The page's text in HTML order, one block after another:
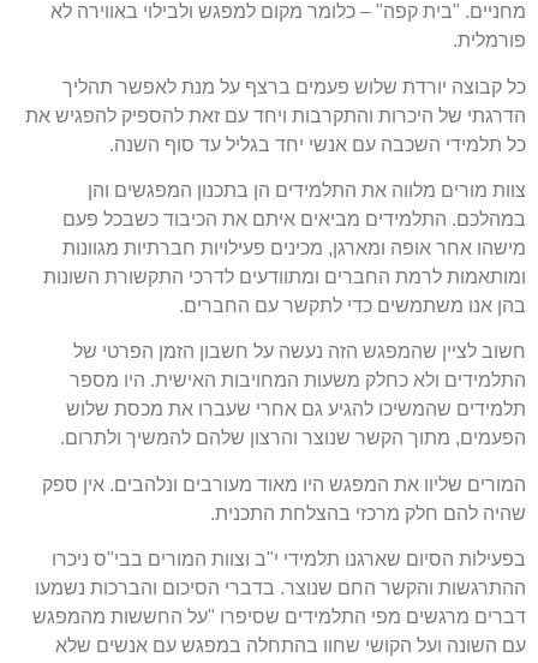
מחניים. "בית קפה" – כלומר מקום למפגש ולבילוי באווירה לא
פורמלית.
כל קבוצה יורדת שלוש פעמים ברצף על מנת לאפשר תהליך
הדרגתי של היכרות והתקרבות ויחד עם זאת להספיק להפגיש את
כל תלמידי השכבה עם אנשי יחד בגליל עד סוף השנה.
צוות מורים מלווה את התלמידים הן בתכנון המפגשים והן
במהלכם. התלמידים מביאים איתם את הכיבוד כשבכל פעם
מישהו אחר אופה ומארגן, מכינים פעילויות חברתיות מגוונות
ומותאמות לרמת החברים ומתוודעים לדרכי התקשורת השונות
בהן אנו משתמשים כדי לתקשר עם החברים.
חשוב לציין שהמפגש הזה נעשה על חשבון הזמן הפרטי של
התלמידים ולא כחלק משעות המחויבות האישית. היו מספר
תלמידים שהמשיכו להגיע גם אחרי שעברו את מכסת שלוש
הפעמים, מתוך הקשר שנוצר והרצון שלהם להמשיך ולתרום.
המורים שליוו את המפגש היו מאוד מעורבים ונלהבים. אין ספק
שהיה להם חלק מרכזי בהצלחת התכנית.
בפעילות הסיום שארגנו תלמידי י"ב וצוות המורים בבי"ס ניכרו
ההתרגשות והקשר החם שנוצר. בדברי הסיכום והברכות נשמעו
דברים מרגשים מפי התלמידים שסיפרו "על החששות מהמפגש
עם השונה ועל הקושי שחוו בהתחלה במפגש עם אנשים שלא